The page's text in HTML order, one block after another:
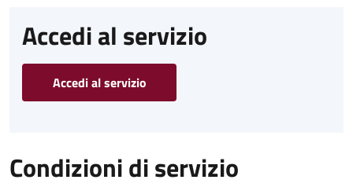
Accedi al servizio
Accedi al servizio
Condizioni di servizio